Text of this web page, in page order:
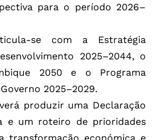
para o período 2026–
se com a Estratégia
2025–2044, o
2050 e o Programa
2025–2029.
produzir uma Declaração
e um roteiro de prioridades